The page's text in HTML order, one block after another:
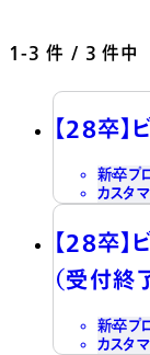
1-3 件 / 3 件中
【28卒
新卒プ
カスタ
【28卒
（受付終
新卒プ
カスタ